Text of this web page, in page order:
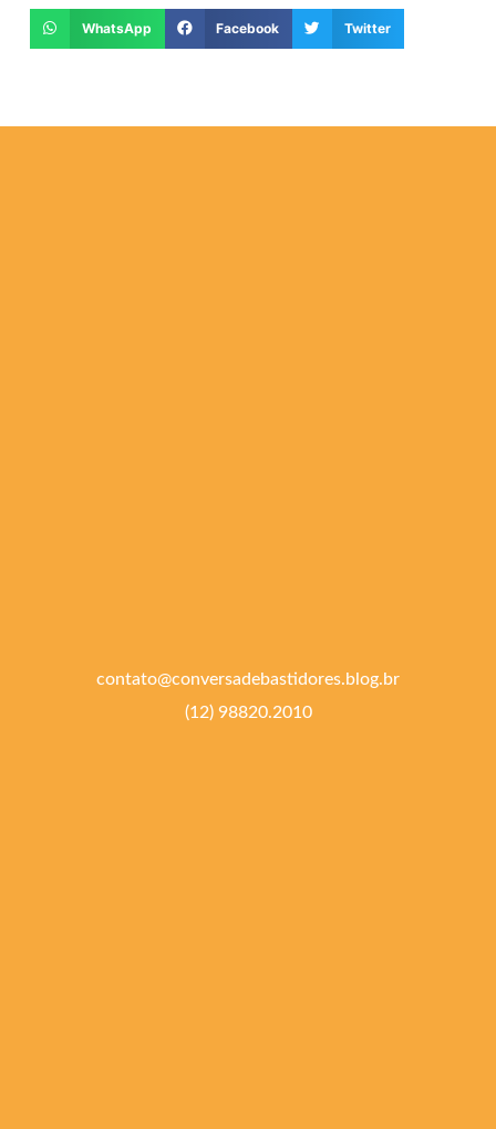
WhatsApp Facebook Twitter
contato@conversadebastidores.blog.br
(12) 98820.2010